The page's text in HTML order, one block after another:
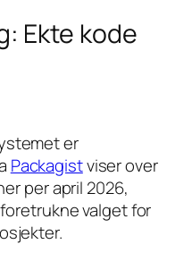
Ekte kode
er
Packagistviser over
per april 2026,
valget for